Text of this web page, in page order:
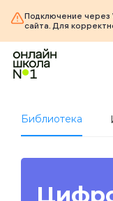
Подключение через
сайта. Для
Библиотека